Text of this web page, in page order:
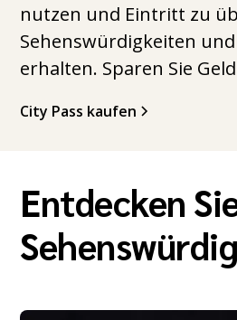
nutzen und Eintritt zu
Sehenswürdigkeiten
erhalten. Sparen Sie
City Pass kaufen
Entdecken